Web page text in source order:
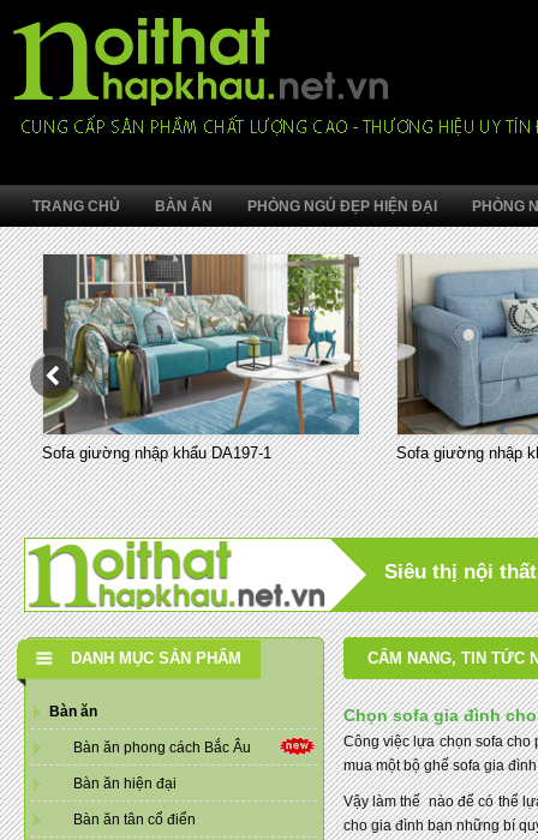
TRANG CHỦ BÀN ĂN PHÒNG NGỦ ĐẸP HIỆN ĐẠI PHÒNG
Sofa giường nhập khẩu DA197-1 Sofa giường nhập
Siêu thị nội
DANH MỤC SẢN PHẨM
Bàn ăn
Bàn ăn phong cách Bắc Âu
Bàn ăn hiện đại
Bàn ăn tân cổ điển
CẨM NANG, TIN TỨC
Chọn sofa gia đình
Công việc lựa chọn sofa
mua một bộ ghế sofa gia
Vậy làm thế nào để có thể
cho gia đình bạn những bí